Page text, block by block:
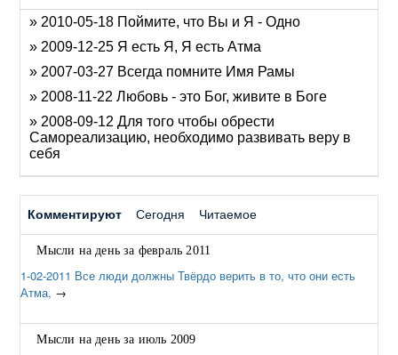
» 2010-05-18 Поймите, что Вы и Я - Одно
» 2009-12-25 Я есть Я, Я есть Атма
» 2007-03-27 Всегда помните Имя Рамы
» 2008-11-22 Любовь - это Бог, живите в Боге
» 2008-09-12 Для того чтобы обрести
Самореализацию, необходимо развивать веру в
себя
Комментируют Сегодня Читаемое
Мысли на день за февраль 2011
1-02-2011 Все люди должны Твёрдо верить в то, что они есть
Атма, →
Мысли на день за июль 2009